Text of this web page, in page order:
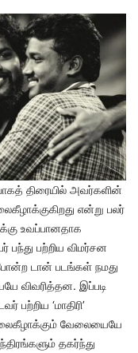
திரையில் அவர்களின்
என்று பலர்
உவப்பானதாக
பந்து பற்றிய விமர்சன
போன்ற டான் படங்கள் நமது
விவரித்தன. இப்படி
பற்றிய ‘மாதிரி’
வேலையையே
தகர்ந்து